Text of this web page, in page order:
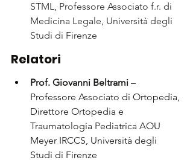
STML, Professore Associato f.r. di
Medicina Legale, Università degli
Studi di Firenze
Relatori
Prof. Giovanni Beltrami –
Professore Associato di Ortopedia,
Direttore Ortopedia e
Traumatologia Pediatrica AOU
Meyer IRCCS, Università degli
Studi di Firenze